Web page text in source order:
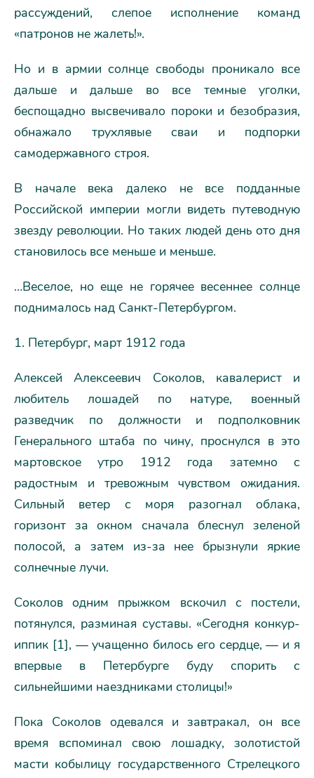
рассуждений, слепое исполнение команд
«патронов не жалеть!».
Но и в армии солнце свободы проникало все
дальше и дальше во все темные уголки,
беспощадно высвечивало пороки и безобразия,
обнажало трухлявые сваи и подпорки
самодержавного строя.
В начале века далеко не все подданные
Российской империи могли видеть путеводную
звезду революции. Но таких людей день ото дня
становилось все меньше и меньше.
…Веселое, но еще не горячее весеннее солнце
поднималось над Санкт-Петербургом.
1. Петербург, март 1912 года
Алексей Алексеевич Соколов, кавалерист и
любитель лошадей по натуре, военный
разведчик по должности и подполковник
Генерального штаба по чину, проснулся в это
мартовское утро 1912 года затемно с
радостным и тревожным чувством ожидания.
Сильный ветер с моря разогнал облака,
горизонт за окном сначала блеснул зеленой
полосой, а затем из-за нее брызнули яркие
солнечные лучи.
Соколов одним прыжком вскочил с постели,
потянулся, разминая суставы. «Сегодня конкур-
иппик [1], — учащенно билось его сердце, — и я
впервые в Петербурге буду спорить с
сильнейшими наездниками столицы!»
Пока Соколов одевался и завтракал, он все
время вспоминал свою лошадку, золотистой
масти кобылицу государственного Стрелецкого